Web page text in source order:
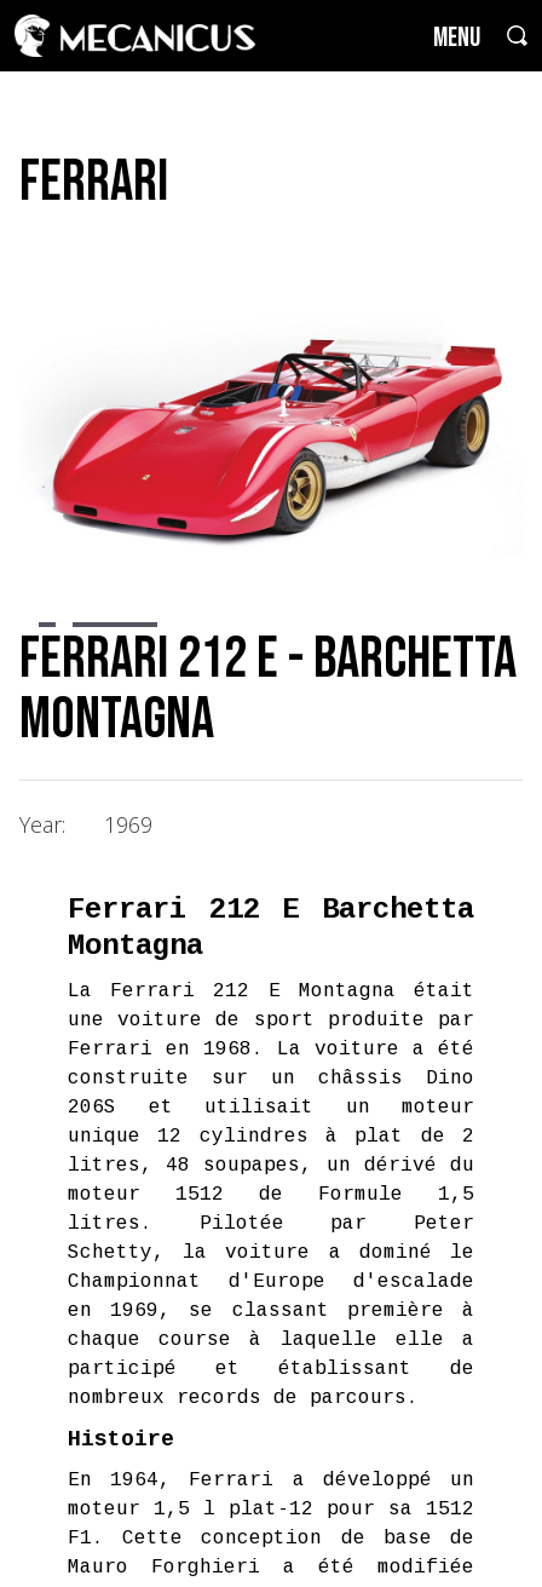
MENU
Ferrari
Ferrari 212 E - Barchetta
Montagna
Year: 1969
Ferrari 212 E Barchetta
Montagna
La Ferrari 212 E Montagna était
une voiture de sport produite par
Ferrari en 1968. La voiture a été
construite sur un châssis Dino
206S et utilisait un moteur
unique 12 cylindres à plat de 2
litres, 48 soupapes, un dérivé du
moteur 1512 de Formule 1,5
litres. Pilotée par Peter
Schetty, la voiture a dominé le
Championnat d'Europe d'escalade
en 1969, se classant première à
chaque course à laquelle elle a
participé et établissant de
nombreux records de parcours.
Histoire
En 1964, Ferrari a développé un
moteur 1,5 l plat-12 pour sa 1512
F1. Cette conception de base de
Mauro Forghieri a été modifiée